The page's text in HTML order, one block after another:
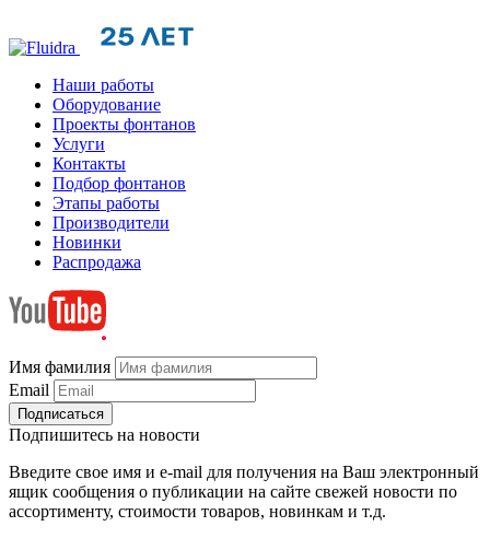
Наши работы
Оборудование
Проекты фонтанов
Услуги
Контакты
Подбор фонтанов
Этапы работы
Производители
Новинки
Распродажа
Имя фамилия
Email
Подписаться
Подпишитесь на новости
Введите свое имя и e-mail для получения на Ваш электронный
ящик сообщения о публикации на сайте свежей новости по
ассортименту, стоимости товаров, новинкам и т.д.